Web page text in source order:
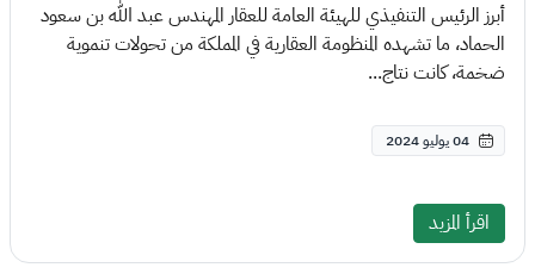
أبرز الرئيس التنفيذي للهيئة العامة للعقار المهندس عبد الله بن سعود
الحماد، ما تشهده المنظومة العقارية في المملكة من تحولات تنموية
ضخمة، كانت نتاج...
04 يوليو 2024
اقرأ المزيد